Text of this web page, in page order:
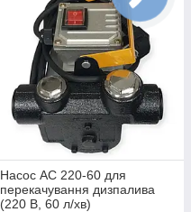
Насос AC 220-60 для
перекачування дизпалива
(220 В, 60 л/хв)